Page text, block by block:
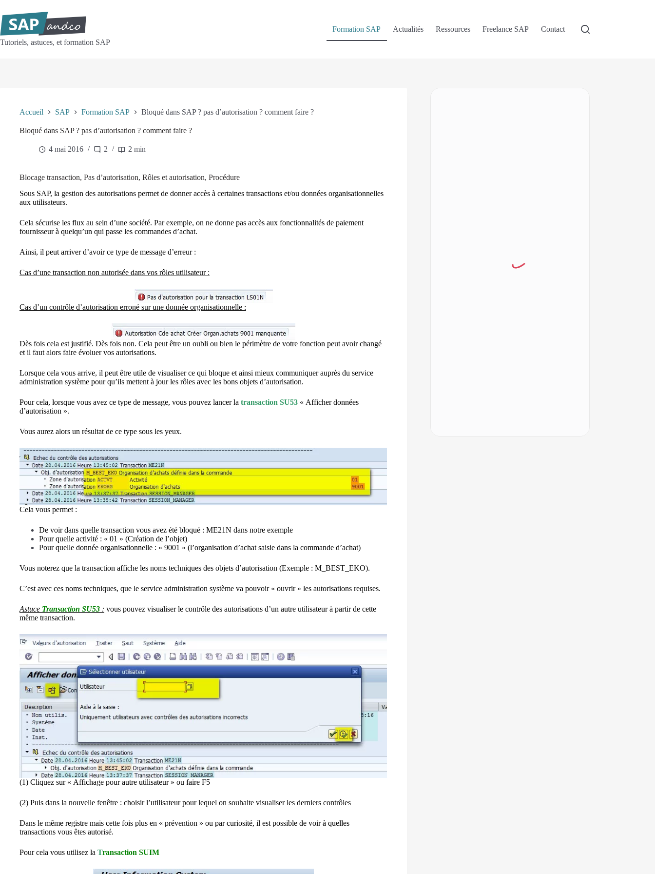
contenu
Tutoriels, astuces, et formation SAP
Formation SAP Actualités Ressources Freelance SAP Contact
Accueil SAP Formation SAP Bloqué dans SAP ? pas d’autorisation ? comment faire ?
Bloqué dans SAP ? pas d’autorisation ? comment faire ?
4 mai 2016 2 2 min
Blocage transaction, Pas d’autorisation, Rôles et autorisation, Procédure
Sous SAP, la gestion des autorisations permet de donner accès à certaines transactions et/ou données organisationnelles
aux utilisateurs.
Cela sécurise les flux au sein d’une société. Par exemple, on ne donne pas accès aux fonctionnalités de paiement
fournisseur à quelqu’un qui passe les commandes d’achat.
Ainsi, il peut arriver d’avoir ce type de message d’erreur :
Cas d’une transaction non autorisée dans vos rôles utilisateur :
Cas d’un contrôle d’autorisation erroné sur une donnée organisationnelle :
Dès fois cela est justifié. Dès fois non. Cela peut être un oubli ou bien le périmètre de votre fonction peut avoir changé
et il faut alors faire évoluer vos autorisations.
Lorsque cela vous arrive, il peut être utile de visualiser ce qui bloque et ainsi mieux communiquer auprès du service
administration système pour qu’ils mettent à jour les rôles avec les bons objets d’autorisation.
Pour cela, lorsque vous avez ce type de message, vous pouvez lancer la transaction SU53 « Afficher données
d’autorisation ».
Vous aurez alors un résultat de ce type sous les yeux.
Cela vous permet :
De voir dans quelle transaction vous avez été bloqué : ME21N dans notre exemple
Pour quelle activité : « 01 » (Création de l’objet)
Pour quelle donnée organisationnelle : « 9001 » (l’organisation d’achat saisie dans la commande d’achat)
Vous noterez que la transaction affiche les noms techniques des objets d’autorisation (Exemple : M_BEST_EKO).
C’est avec ces noms techniques, que le service administration système va pouvoir « ouvrir » les autorisations requises.
Astuce Transaction SU53 : vous pouvez visualiser le contrôle des autorisations d’un autre utilisateur à partir de cette
même transaction.
(1) Cliquez sur « Affichage pour autre utilisateur » ou faire F5
(2) Puis dans la nouvelle fenêtre : choisir l’utilisateur pour lequel on souhaite visualiser les derniers contrôles
Dans le même registre mais cette fois plus en « prévention » ou par curiosité, il est possible de voir à quelles
transactions vous êtes autorisé.
Pour cela vous utilisez la Transaction SUIM